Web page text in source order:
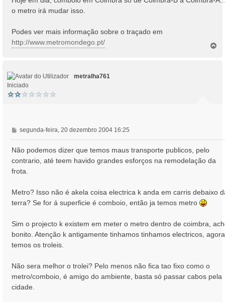
o metro irá mudar isso.
Podes ver mais informação sobre o traçado em
http://www.metromondego.pt/
metralha761
Iniciado
M
e
n
g
m
segunda-feira, 20 dezembro 2004 16:25
Não podemos dizer que temos maus transporte publicos, pelo
contrario, até teem havido grandes esforços na remodelação da
frota.
Metro? Isso não é akela coisa electrica k anda em carris debaixo
terra? Se for á superficie é comboio, então ja temos metro
Sim o projecto k existem em meter o metro dentro de coimbra,
bonito. Atenção k antigamente tinhamos tinhamos electricos, agora
temos os troleis.
Não sera melhor o trolei? Pelo menos não fica tao fixo como o
metro/comboio, é amigo do ambiente, basta só passar cabos pela
cidade.